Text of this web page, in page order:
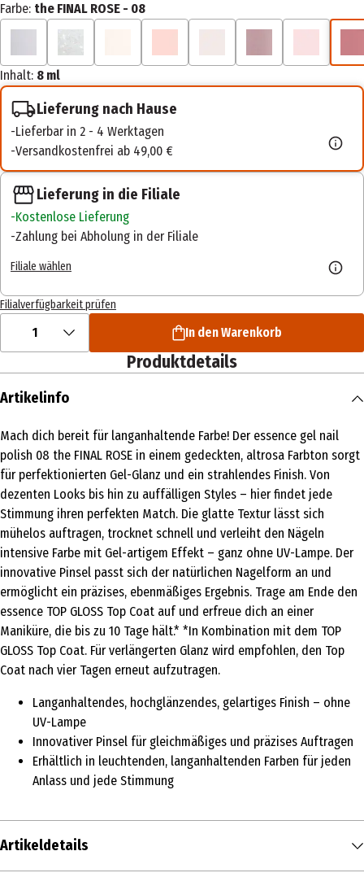
Farbe: the FINAL ROSE - 08
Inhalt: 8 ml
Lieferung nach Hause
Lieferbar in 2 - 4 Werktagen
Versandkostenfrei ab 49,00 €
Lieferung in die Filiale
Kostenlose Lieferung
Zahlung bei Abholung in der Filiale
Filiale wählen
Filialverfügbarkeit prüfen
1 In den Warenkorb
Produktdetails
Artikelinfo
Mach dich bereit für langanhaltende Farbe! Der essence gel nail
polish 08 the FINAL ROSE in einem gedeckten, altrosa Farbton sorgt
für perfektionierten Gel-Glanz und ein strahlendes Finish. Von
dezenten Looks bis hin zu auffälligen Styles – hier findet jede
Stimmung ihren perfekten Match. Die glatte Textur lässt sich
mühelos auftragen, trocknet schnell und verleiht den Nägeln
intensive Farbe mit Gel-artigem Effekt – ganz ohne UV-Lampe. Der
innovative Pinsel passt sich der natürlichen Nagelform an und
ermöglicht ein präzises, ebenmäßiges Ergebnis. Trage am Ende den
essence TOP GLOSS Top Coat auf und erfreue dich an einer
Maniküre, die bis zu 10 Tage hält.* *In Kombination mit dem TOP
GLOSS Top Coat. Für verlängerten Glanz wird empfohlen, den Top
Coat nach vier Tagen erneut aufzutragen.
Langanhaltendes, hochglänzendes, gelartiges Finish – ohne
UV-Lampe
Innovativer Pinsel für gleichmäßiges und präzises Auftragen
Erhältlich in leuchtenden, langanhaltenden Farben für jeden
Anlass und jede Stimmung
Artikeldetails